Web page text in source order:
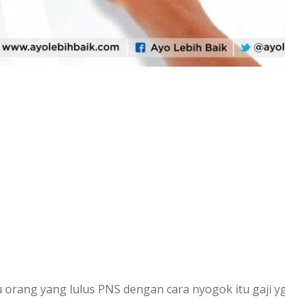
yang lulus PNS dengan cara nyogok itu gaji